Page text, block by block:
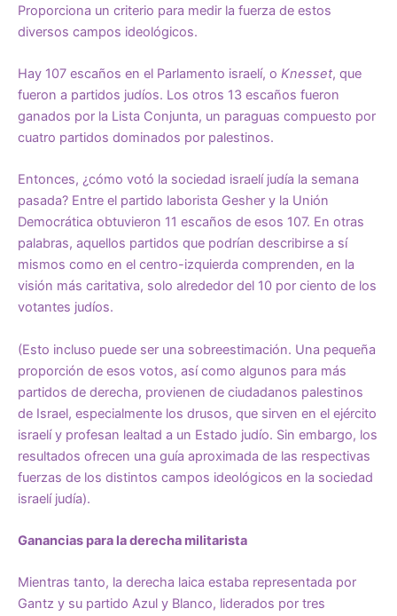
Proporciona un criterio para medir la fuerza de estos
diversos campos ideológicos.
Hay 107 escaños en el Parlamento israelí, o Knesset, que
fueron a partidos judíos. Los otros 13 escaños fueron
ganados por la Lista Conjunta, un paraguas compuesto por
cuatro partidos dominados por palestinos.
Entonces, ¿cómo votó la sociedad israelí judía la semana
pasada? Entre el partido laborista Gesher y la Unión
Democrática obtuvieron 11 escaños de esos 107. En otras
palabras, aquellos partidos que podrían describirse a sí
mismos como en el centro-izquierda comprenden, en la
visión más caritativa, solo alrededor del 10 por ciento de los
votantes judíos.
(Esto incluso puede ser una sobreestimación. Una pequeña
proporción de esos votos, así como algunos para más
partidos de derecha, provienen de ciudadanos palestinos
de Israel, especialmente los drusos, que sirven en el ejército
israelí y profesan lealtad a un Estado judío. Sin embargo, los
resultados ofrecen una guía aproximada de las respectivas
fuerzas de los distintos campos ideológicos en la sociedad
israelí judía).
Ganancias para la derecha militarista
Mientras tanto, la derecha laica estaba representada por
Gantz y su partido Azul y Blanco, liderados por tres